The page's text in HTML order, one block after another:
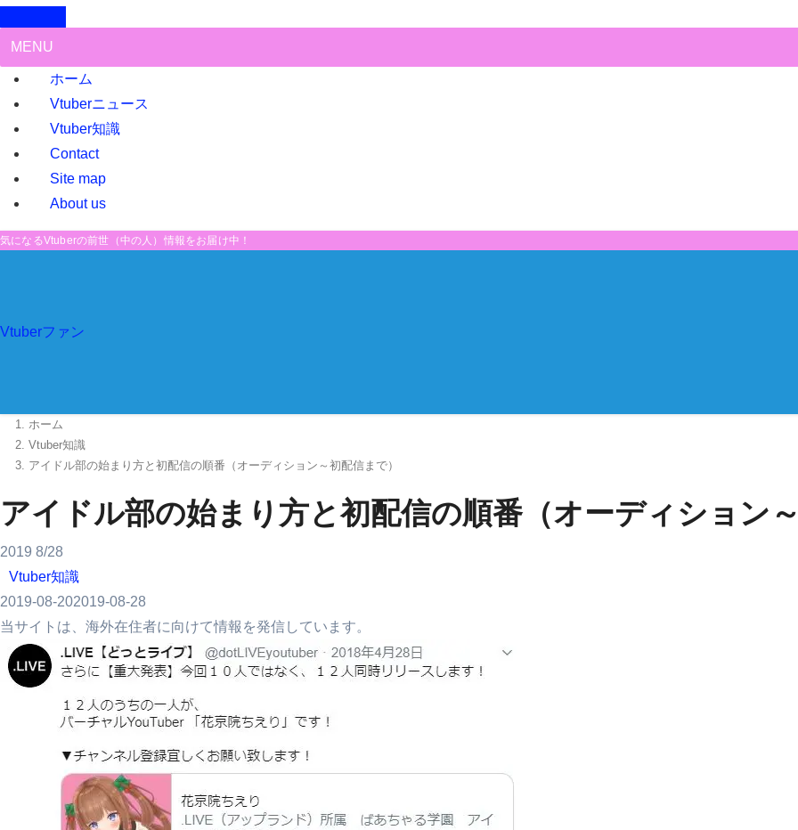
MENU
ホーム
Vtuberニュース
Vtuber知識
Contact
Site map
About us
気になるVtuberの前世（中の人）情報をお届け中！
Vtuberファン
ホーム
Vtuber知識
アイドル部の始まり方と初配信の順番（オーディション～初配信まで）
アイドル部の始まり方と初配信の順番（オーディション～
2019 8/28
Vtuber知識
2019-08-202019-08-28
当サイトは、海外在住者に向けて情報を発信しています。